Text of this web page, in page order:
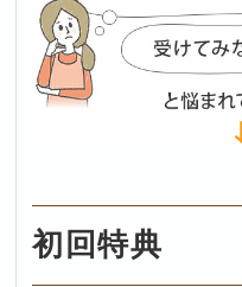
初回特典